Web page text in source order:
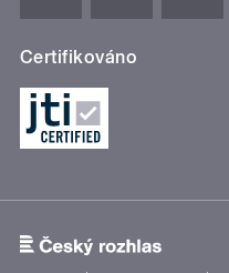
Certifikováno